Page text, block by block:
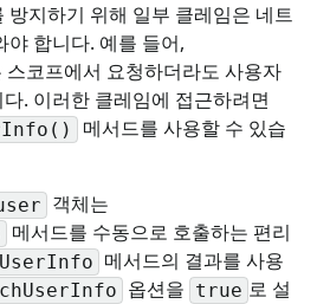
지하기 위해 일부 클레임은 네트
합니다. 예를 들어,
코프에서 요청하더라도 사용자
. 이러한 클레임에 접근하려면
메서드를 사용할 수 있습
객체는
메서드를 수동으로 호출하는 편리
메서드의 결과를 사용
옵션을 true 로 설